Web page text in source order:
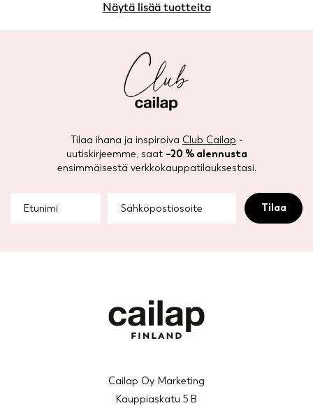
Näytä lisää tuotteita
Tilaa ihana ja inspiroiva Club Cailap -
uutiskirjeemme, saat –20 % alennusta
ensimmäisestä verkkokauppatilauksestasi.
Cailap Oy Marketing
Kauppiaskatu 5 B